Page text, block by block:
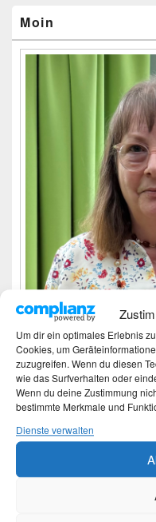
Um dir ein optimales Erlebnis
Cookies, um
zuzugreifen. Wenn du diesen
wie das Surfverhalten oder
Wenn du deine Zustimmung
bestimmte Merkmale und
Dienste verwalten
Widgetbereich
Moin
Ich bin Martina und Autorin
Mehr Infos unter About me.
Translate: